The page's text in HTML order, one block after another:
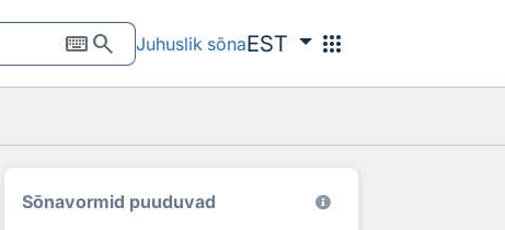
keyboardsearch Juhuslik sõnaEST apps
Sõnavormid puuduvad